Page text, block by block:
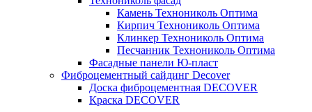
Камень Технониколь Оптима
Кирпич Технониколь Оптима
Клинкер Технониколь Оптима
Песчанник Технониколь Оптима
Фасадные панели Ю-пласт
Фиброцементный сайдинг Decover
Доска фиброцементная DECOVER
Краска DECOVER